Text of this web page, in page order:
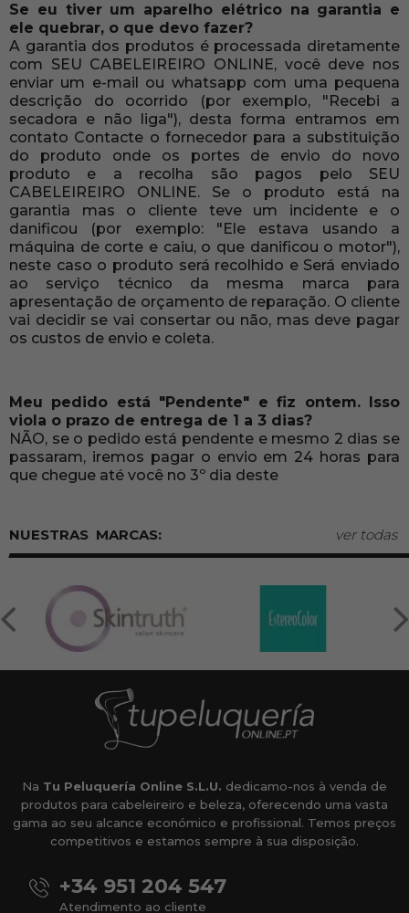
Se eu tiver um aparelho elétrico na garantia e
ele quebrar, o que devo fazer?
A garantia dos produtos é processada diretamente
com SEU CABELEIREIRO ONLINE, você deve nos
enviar um e-mail ou whatsapp com uma pequena
descrição do ocorrido (por exemplo, "Recebi a
secadora e não liga"), desta forma entramos em
contato Contacte o fornecedor para a substituição
do produto onde os portes de envio do novo
produto e a recolha são pagos pelo SEU
CABELEIREIRO ONLINE. Se o produto está na
garantia mas o cliente teve um incidente e o
danificou (por exemplo: "Ele estava usando a
máquina de corte e caiu, o que danificou o motor"),
neste caso o produto será recolhido e Será enviado
ao serviço técnico da mesma marca para
apresentação de orçamento de reparação. O cliente
vai decidir se vai consertar ou não, mas deve pagar
os custos de envio e coleta.
Meu pedido está "Pendente" e fiz ontem. Isso
viola o prazo de entrega de 1 a 3 dias?
NÃO, se o pedido está pendente e mesmo 2 dias se
passaram, iremos pagar o envio em 24 horas para
que chegue até você no 3º dia deste
MARCAS: ver todas
Na Tu Peluquería Online S.L.U. dedicamo-nos à venda de
produtos para cabeleireiro e beleza, oferecendo uma vasta
gama ao seu alcance económico e profissional. Temos preços
competitivos e estamos sempre à sua disposição.
+34 951 204 547
Atendimento ao cliente